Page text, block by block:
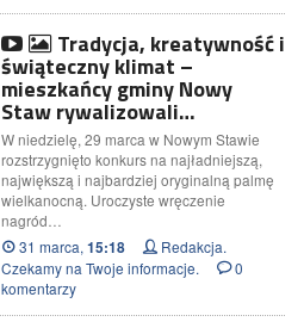
Tradycja, kreatywność i
świąteczny klimat –
mieszkańcy gminy Nowy
Staw rywalizowali…
W niedzielę, 29 marca w Nowym Stawie
rozstrzygnięto konkurs na najładniejszą,
największą i najbardziej oryginalną palmę
wielkanocną. Uroczyste wręczenie
nagród…
31 marca, 15:18
Redakcja.
Czekamy na Twoje informacje.
0
komentarzy